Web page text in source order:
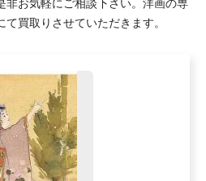
買取りさせていただきます。